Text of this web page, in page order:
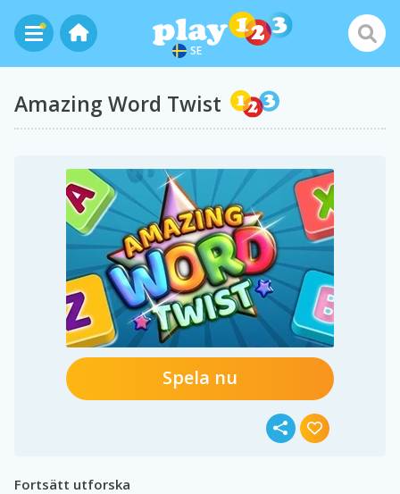
SE
Amazing Word Twist
Spela nu
Fortsätt utforska